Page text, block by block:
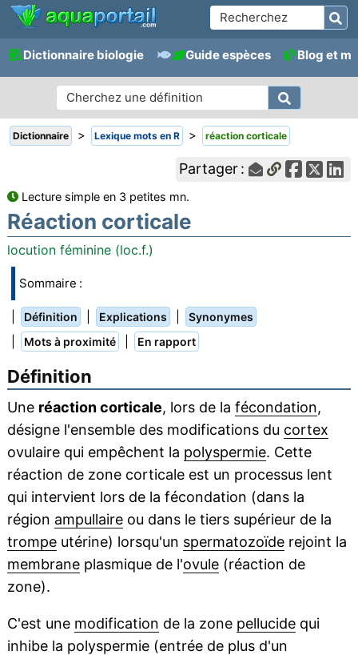
Dictionnaire biologie Guide espèces Blog et
Dictionnaire > Lexique mots en R > réaction corticale
Partager :
Lecture simple en 3 petites mn.
Réaction corticale
locution féminine (loc.f.)
Sommaire :
Définition Explications Synonymes
Mots à proximité En rapport
Définition
Une réaction corticale, lors de la fécondation,
désigne l'ensemble des modifications du cortex
ovulaire qui empêchent la polyspermie. Cette
réaction de zone corticale est un processus lent
qui intervient lors de la fécondation (dans la
région ampullaireou dans le tiers supérieur de la
trompeutérine) lorsqu'un spermatozoïderejoint la
membraneplasmique de l'ovule(réaction de
zone).
C'est une modification de la zone pellucidequi
inhibe la polyspermie (entrée de plus d'un